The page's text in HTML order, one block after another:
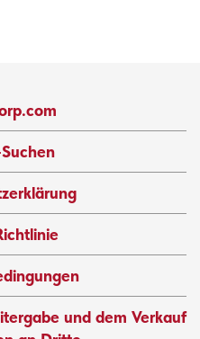
und dem Verkauf